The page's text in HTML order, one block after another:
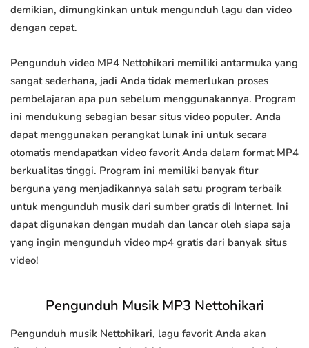
demikian, dimungkinkan untuk mengunduh lagu dan video
dengan cepat.
Pengunduh video MP4 Nettohikari memiliki antarmuka yang
sangat sederhana, jadi Anda tidak memerlukan proses
pembelajaran apa pun sebelum menggunakannya. Program
ini mendukung sebagian besar situs video populer. Anda
dapat menggunakan perangkat lunak ini untuk secara
otomatis mendapatkan video favorit Anda dalam format MP4
berkualitas tinggi. Program ini memiliki banyak fitur
berguna yang menjadikannya salah satu program terbaik
untuk mengunduh musik dari sumber gratis di Internet. Ini
dapat digunakan dengan mudah dan lancar oleh siapa saja
yang ingin mengunduh video mp4 gratis dari banyak situs
video!
Pengunduh Musik MP3 Nettohikari
Pengunduh musik Nettohikari, lagu favorit Anda akan